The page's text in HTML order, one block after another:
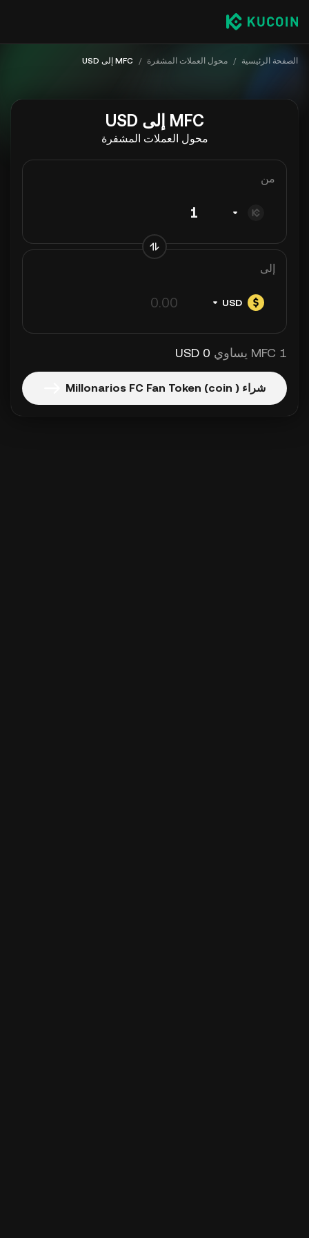
الصفحة الرئيسية / محول العملات المشفرة / MFC إلى USD
MFC إلى USD
محول العملات المشفرة
من
إلى
USD
1 MFC يساوي 0 USD
شراء Millonarios FC Fan Token (coin )